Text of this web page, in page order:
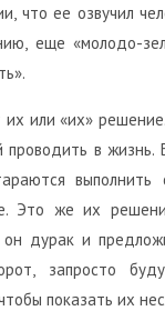
что ее озвучил
еще «молодо-
их или «их»
проводить в жизнь.
выполнить
Это же их
он дурак и
запросто
показать их